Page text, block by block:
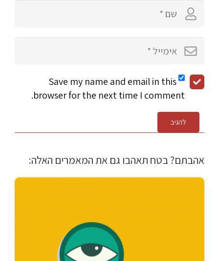
Save my name and email in this
browser for the next time I comment.
להגיב
אהבתם? בטח תאהבו גם את המאמרים האלה: